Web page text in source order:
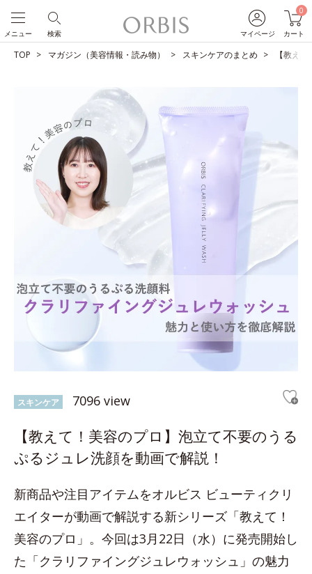
マイページ
0
カート
検索
メニュー
TOP マガジン（美容情報・読み物） スキンケアのまとめ 【教え
スキンケア 7096 view
【教えて！美容のプロ】泡立て不要のうる
ぷるジュレ洗顔を動画で解説！
新商品や注目アイテムをオルビス ビューティクリ
エイターが動画で解説する新シリーズ「教えて！
美容のプロ」。今回は3月22日（水）に発売開始し
た「クラリファイングジュレウォッシュ」の魅力